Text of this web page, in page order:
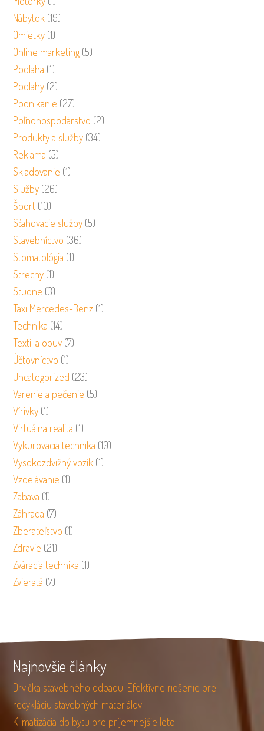
Nábytok (19)
Omietky (1)
Online marketing (5)
Podlaha (1)
Podlahy (2)
Podnikanie (27)
Poľnohospodárstvo (2)
Produkty a služby (34)
Reklama (5)
Skladovanie (1)
Služby (26)
Šport (10)
Sťahovacie služby (5)
Stavebníctvo (36)
Stomatológia (1)
Strechy (1)
Studne (3)
Taxi Mercedes-Benz (1)
Technika (14)
Textil a obuv (7)
Účtovníctvo (1)
Uncategorized (23)
Varenie a pečenie (5)
Vírivky (1)
Virtuálna realita (1)
Vykurovacia technika (10)
Vysokozdvižný vozík (1)
Vzdelávanie (1)
Zábava (1)
Záhrada (7)
Zberateľstvo (1)
Zdravie (21)
Zváracia technika (1)
Zvieratá (7)
Najnovšie články
Drvička stavebného odpadu: Efektívne riešenie pre
recykláciu stavebných materiálov
Klimatizácia do bytu pre príjemnejšie leto